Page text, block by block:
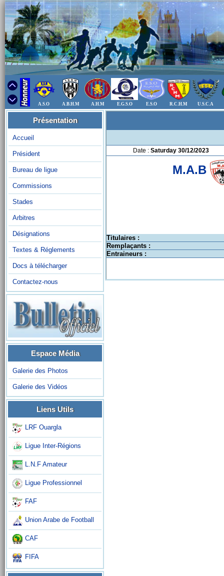
A.S.O A.B.H.M A.H.M E.G.S.O E.S.O R.C.H.M U.S.C.A
Présentation
Accueil
Président
Bureau de ligue
Commissions
Stades
Arbitres
Désignations
Textes & Réglements
Docs à télécharger
Contactez-nous
Espace Média
Galerie des Photos
Galerie des Vidéos
Liens Utils
LRF Ouargla
Ligue Inter-Régions
L.N.F Amateur
Ligue Professionnel
FAF
Union Arabe de Football
CAF
FIFA
Date : Saturday 30/12/2023
M.A.B
Titulaires :
Remplaçants :
Entraineurs :